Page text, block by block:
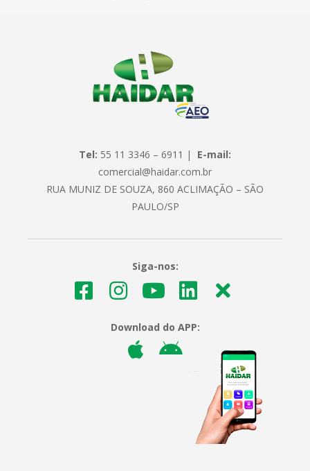
Tel: 55 11 3346 – 6911 | E-mail:
comercial@haidar.com.br
RUA MUNIZ DE SOUZA, 860 ACLIMAÇÃO – SÃO
PAULO/SP
Siga-nos:
Download do APP: